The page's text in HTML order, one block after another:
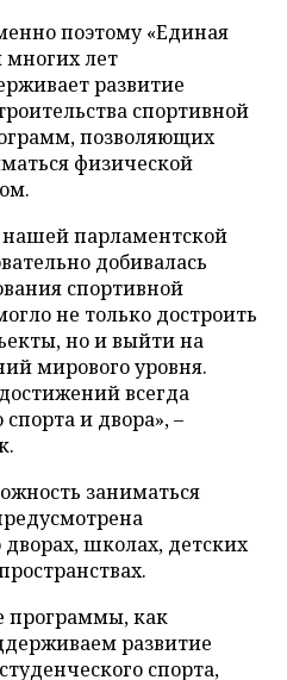
поэтому «Единая
многих лет
развитие
спортивной
позволяющих
физической
парламентской
добивалась
спортивной
не только достроить
но и выйти на
мирового уровня.
всегда
и двора», –
заниматься
школах, детских
программы, как
развитие
спорта,